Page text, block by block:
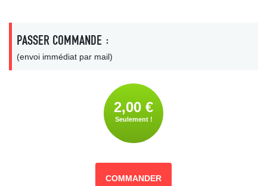
PASSER COMMANDE :
(envoi immédiat par mail)
2,00 €
Seulement !
COMMANDER